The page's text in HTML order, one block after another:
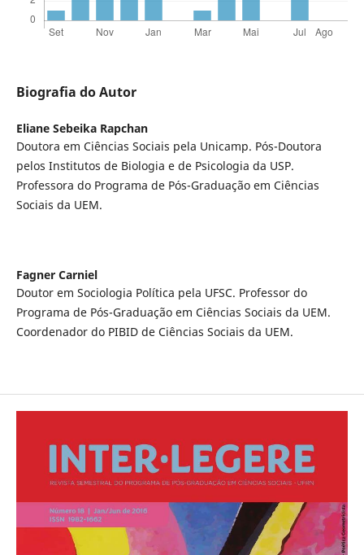
Biografia do Autor
Eliane Sebeika Rapchan
Doutora em Ciências Sociais pela Unicamp. Pós-Doutora
pelos Institutos de Biologia e de Psicologia da USP.
Professora do Programa de Pós-Graduação em Ciências
Sociais da UEM.
Fagner Carniel
Doutor em Sociologia Política pela UFSC. Professor do
Programa de Pós-Graduação em Ciências Sociais da UEM.
Coordenador do PIBID de Ciências Sociais da UEM.